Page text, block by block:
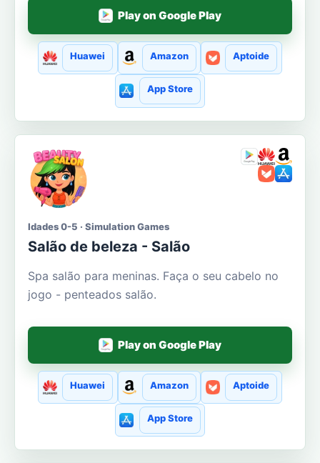
Play on Google Play
Huawei Amazon Aptoide
App Store
Idades 0-5 · Simulation Games
Salão de beleza - Salão
Spa salão para meninas. Faça o seu cabelo no
jogo - penteados salão.
Play on Google Play
Huawei Amazon Aptoide
App Store